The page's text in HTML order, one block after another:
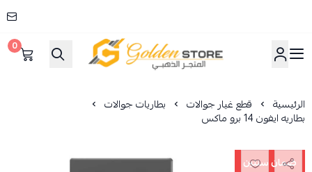
المتجر الذهبي
0
الرئيسية قطع غيار جوالات بطاريات جوالات
بطاريه ايفون 14 برو ماكس
ضمان سنتين